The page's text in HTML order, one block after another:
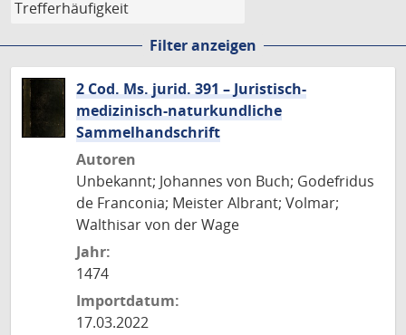
Filter anzeigen
2 Cod. Ms. jurid. 391 – Juristisch-
medizinisch-naturkundliche
Sammelhandschrift
Autoren
Unbekannt; Johannes von Buch; Godefridus
de Franconia; Meister Albrant; Volmar;
Walthisar von der Wage
Jahr:
1474
Importdatum:
17.03.2022